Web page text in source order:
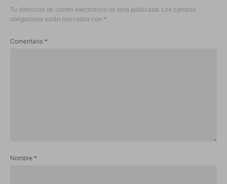
Tu dirección de correo electrónico no será publicada. Los campos
obligatorios están marcados con *
Comentario *
Nombre *